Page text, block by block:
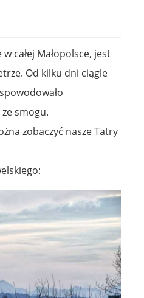
całej Małopolsce, jest
Od kilku dni ciągle
smogu.
zobaczyć nasze Tatry